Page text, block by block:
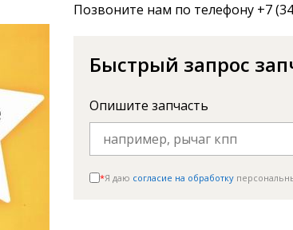
Позвоните нам по телефону +7
Быстрый запрос
Опишите запчасть
*Я даю согласие на обработку